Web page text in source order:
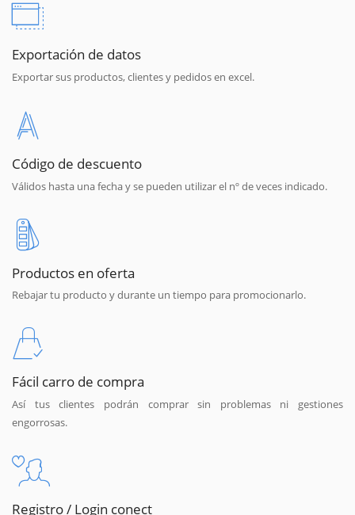
Exportación de datos
Exportar sus productos, clientes y pedidos en excel.
Código de descuento
Válidos hasta una fecha y se pueden utilizar el nº de veces indicado.
Productos en oferta
Rebajar tu producto y durante un tiempo para promocionarlo.
Fácil carro de compra
Así tus clientes podrán comprar sin problemas ni gestiones
engorrosas.
Registro / Login conect